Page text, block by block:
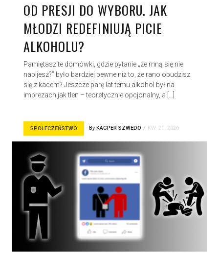
OD PRESJI DO WYBORU. JAK
MŁODZI REDEFINIUJĄ PICIE
ALKOHOLU?
Pamiętasz te domówki, gdzie pytanie „ze mną się nie
napijesz?” było bardziej pewne niż to, że rano obudzisz
się z kacem? Jeszcze parę lat temu alkohol był na
imprezach jak tlen – teoretycznie opcjonalny, a […]
SPOŁECZEŃSTWO By KACPER SZWEDO KW. 20, 2026